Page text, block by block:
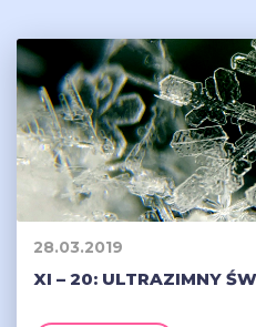
28.03.2019
XI – 20: ULTRAZIMNY